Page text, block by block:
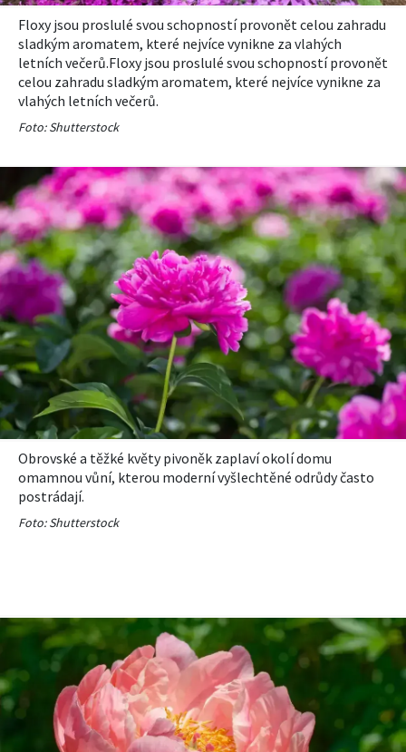
Floxy jsou proslulé svou schopností provonět celou zahradu
sladkým aromatem, které nejvíce vynikne za vlahých
letních večerů.Floxy jsou proslulé svou schopností provonět
celou zahradu sladkým aromatem, které nejvíce vynikne za
vlahých letních večerů.
Foto: Shutterstock
Obrovské a těžké květy pivoněk zaplaví okolí domu
omamnou vůní, kterou moderní vyšlechtěné odrůdy často
postrádají.
Foto: Shutterstock